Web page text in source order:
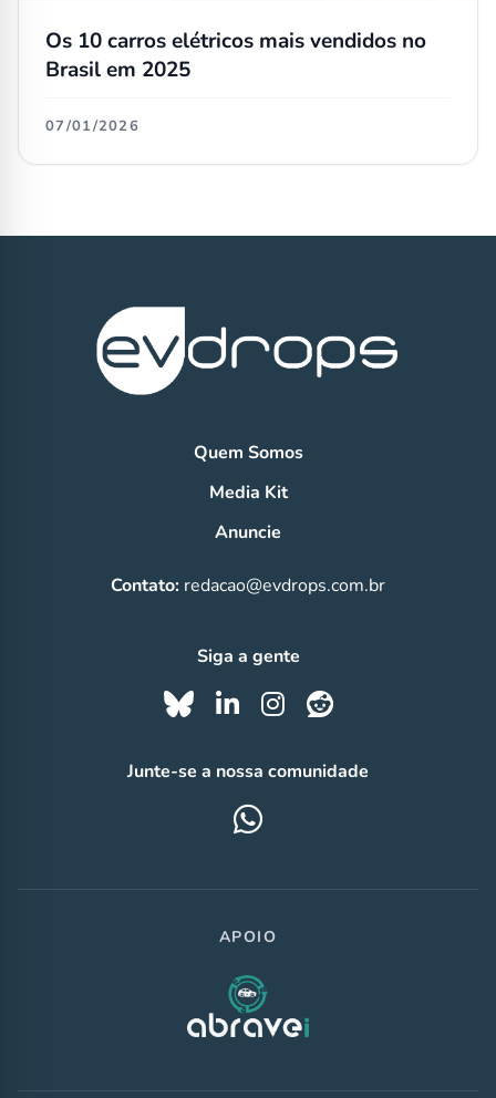
Os 10 carros elétricos mais vendidos no
Brasil em 2025
07/01/2026
Quem Somos
Media Kit
Anuncie
Contato: redacao@evdrops.com.br
Siga a gente
Junte-se a nossa comunidade
APOIO